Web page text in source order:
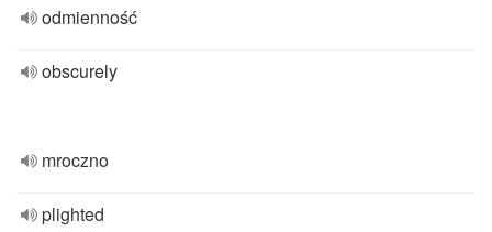
odmienność
obscurely
mroczno
plighted